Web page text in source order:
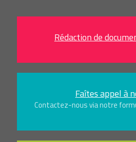
Rédaction de
Faîtes appel à
Contactez-nous via notre